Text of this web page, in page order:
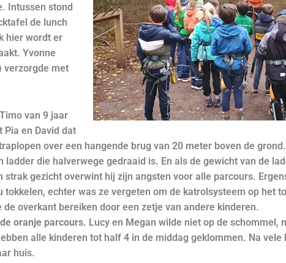
Intussen stond
de lunch
hier wordt er
Yvonne
verzorgde met
Timo van 9 jaar
Pia en David dat
over een hangende brug van 20 meter boven de
ladder die halverwege gedraaid is. En als de gewicht van de
gezicht overwint hij zijn angsten voor alle parcours.
echter was ze vergeten om de katrolsysteem op het
overkant bereiken door een zetje van andere kinderen.
oranje parcours. Lucy en Megan wilde niet op de schommel,
alle kinderen tot half 4 in de middag geklommen. Na
huis.